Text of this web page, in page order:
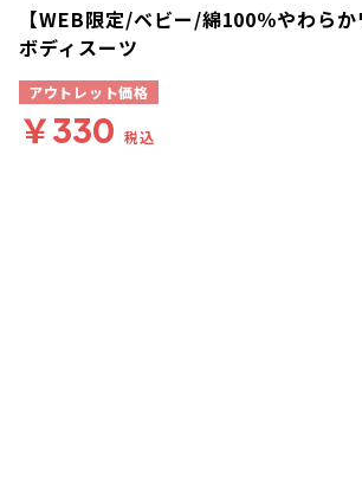
【WEB限定/ベビー/綿100％やわら
ボディスーツ
アウトレット価格
￥330 税込